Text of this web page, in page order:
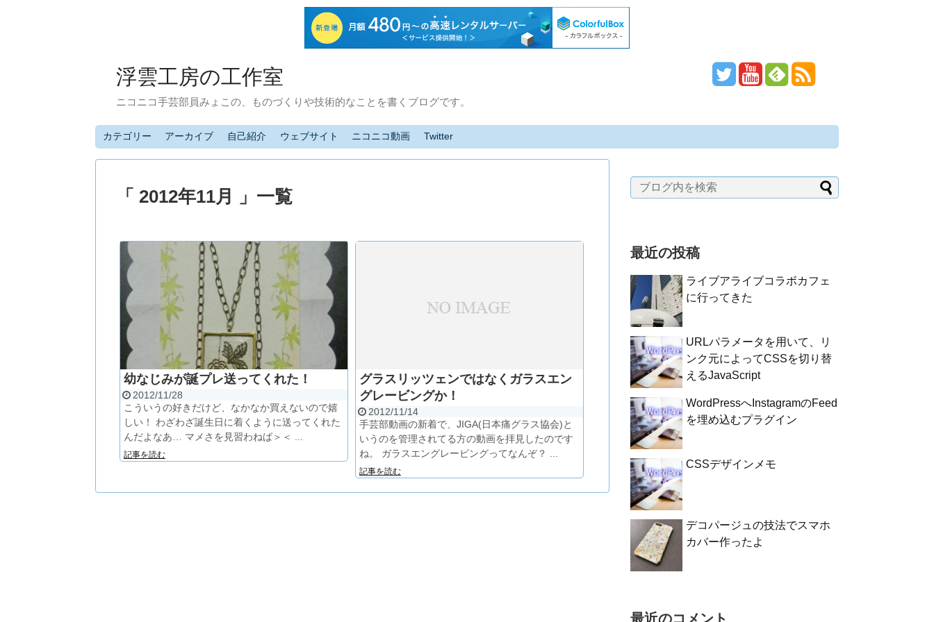
浮雲工房の工作室
ニコニコ手芸部員みょこの、ものづくりや技術的なことを書くブログです。
カテゴリー アーカイブ 自己紹介 ウェブサイト ニコニコ動画 Twitter
「 2012年11月 」一覧
幼なじみが誕プレ送ってくれた！
2012/11/28
こういうの好きだけど、なかなか買えないので嬉
しい！ わざわざ誕生日に着くように送ってくれた
んだよなあ… マメさを見習わねば＞＜ ...
記事を読む
グラスリッツェンではなくガラスエン
グレービングか！
2012/11/14
手芸部動画の新着で、JIGA(日本痛グラス協会)と
いうのを管理されてる方の動画を拝見したのです
ね。 ガラスエングレービングってなんぞ？ ...
記事を読む
最近の投稿
ライブアライブコラボカフェ
に行ってきた
URLパラメータを用いて、リ
ンク元によってCSSを切り替
えるJavaScript
WordPressへInstagramのFeed
を埋め込むプラグイン
CSSデザインメモ
デコパージュの技法でスマホ
カバー作ったよ
最近のコメント